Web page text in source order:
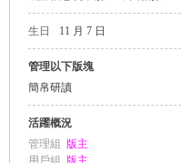
生日 11 月 7 日
管理以下版塊
簡帛研讀
活躍概況
管理組 版主
用戶組 版主